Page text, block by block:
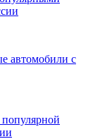
автомобили с